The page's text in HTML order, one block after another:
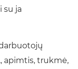
su ja
apimtis, trukmė,